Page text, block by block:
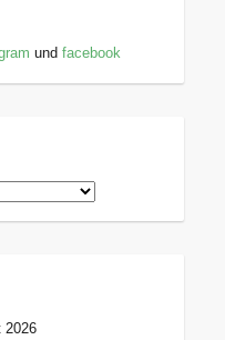
undfacebook
2026